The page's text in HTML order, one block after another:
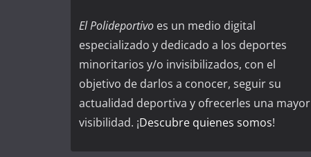
El Polideportivo es un medio digital
especializado y dedicado a los deportes
minoritarios y/o invisibilizados, con el
objetivo de darlos a conocer, seguir su
actualidad deportiva y ofrecerles una mayor
visibilidad. ¡Descubre quienes somos!